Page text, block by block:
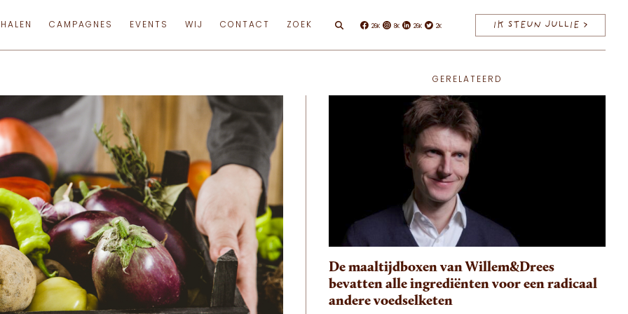
CAMPAGNES EVENTS WIJ CONTACT ZOEK Facebook
26K Instagram
8K Linkedin
26K Twitter
2K IK STEUN JULLIE >
GERELATEERD
De maaltijdboxen van Willem&Drees
bevatten alle ingrediënten voor een radicaal
andere voedselketen